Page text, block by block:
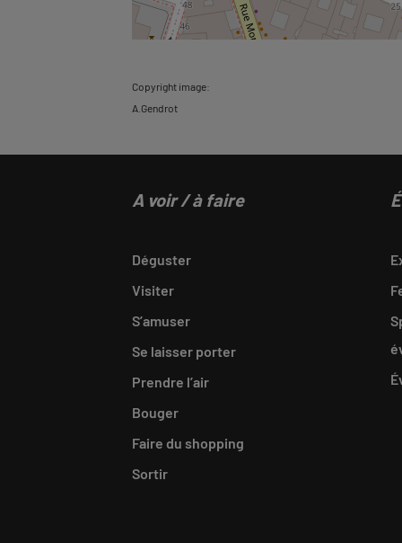
Copyright image:
A.Gendrot
A voir / à faire
Déguster
Visiter
S’amuser
Se laisser porter
Prendre l’air
Bouger
Faire du shopping
Sortir